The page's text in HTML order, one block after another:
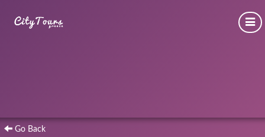
Go Back